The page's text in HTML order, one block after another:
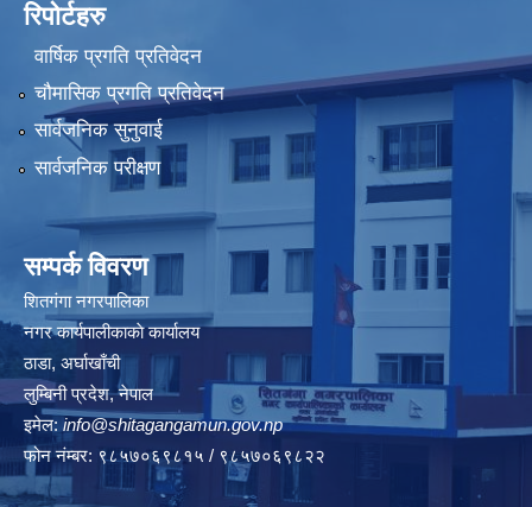
रिपोर्टहरु
वार्षिक प्रगति प्रतिवेदन
चौमासिक प्रगति प्रतिवेदन
सार्वजनिक सुनुवाई
सार्वजनिक परीक्षण
सम्पर्क विवरण
शितगंगा नगरपालिका
नगर कार्यपालीकाकाे कार्यालय
ठाडा, अर्घाखाँची
लुम्बिनी प्रदेश, नेपाल
इमेल: info@shitagangamun.gov.np
फोन नंम्बर: ९८५७०६९८१५ / ९८५७०६९८२२